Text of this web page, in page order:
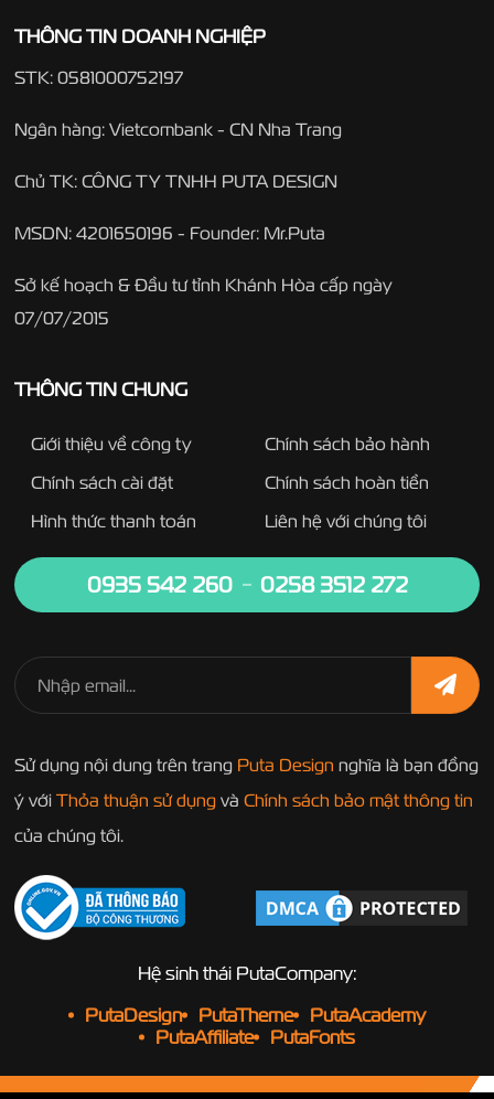
THÔNG TIN DOANH NGHIỆP
STK: 0581000752197
Ngân hàng: Vietcombank - CN Nha Trang
Chủ TK: CÔNG TY TNHH PUTA DESIGN
MSDN: 4201650196 - Founder: Mr.Puta
Sở kế hoạch & Đầu tư tỉnh Khánh Hòa cấp ngày
07/07/2015
THÔNG TIN CHUNG
Giới thiệu về công ty
Chính sách bảo hành
Chính sách cài đặt
Chính sách hoàn tiền
Hình thức thanh toán
Liên hệ với chúng tôi
0935 542 260 0258 3512 272
Sử dụng nội dung trên trang Puta Design nghĩa là bạn đồng
ý với Thỏa thuận sử dụngvà Chính sách bảo mật thông tin
của chúng tôi.
Hệ sinh thái PutaCompany:
PutaDesign
PutaTheme
PutaAcademy
PutaAffiliate
PutaFonts